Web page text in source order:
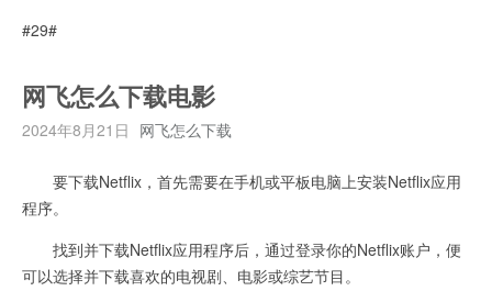
#29#
网飞怎么下载电影
2024年8月21日 网飞怎么下载
要下载Netflix，首先需要在手机或平板电脑上安装Netflix应用
程序。
找到并下载Netflix应用程序后，通过登录你的Netflix账户，便
可以选择并下载喜欢的电视剧、电影或综艺节目。